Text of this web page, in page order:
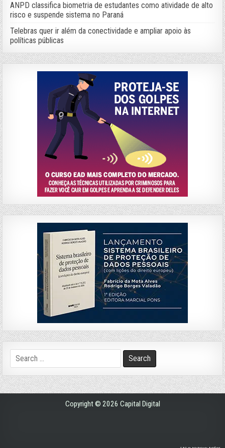
ANPD classifica biometria de estudantes como atividade de alto
risco e suspende sistema no Paraná
Telebras quer ir além da conectividade e ampliar apoio às
políticas públicas
Search
for:
Copyright © 2026 Capital Digital